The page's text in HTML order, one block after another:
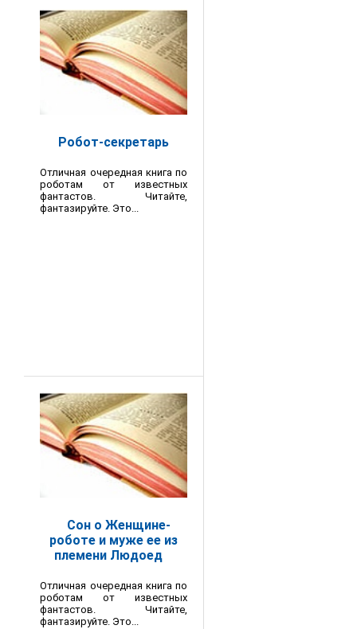
Робот-секретарь
Отличная очередная книга по
роботам от известных
фантастов. Читайте,
фантазируйте. Это...
Сон о Женщине-
роботе и муже ее из
племени Людоед
Отличная очередная книга по
роботам от известных
фантастов. Читайте,
фантазируйте. Это...